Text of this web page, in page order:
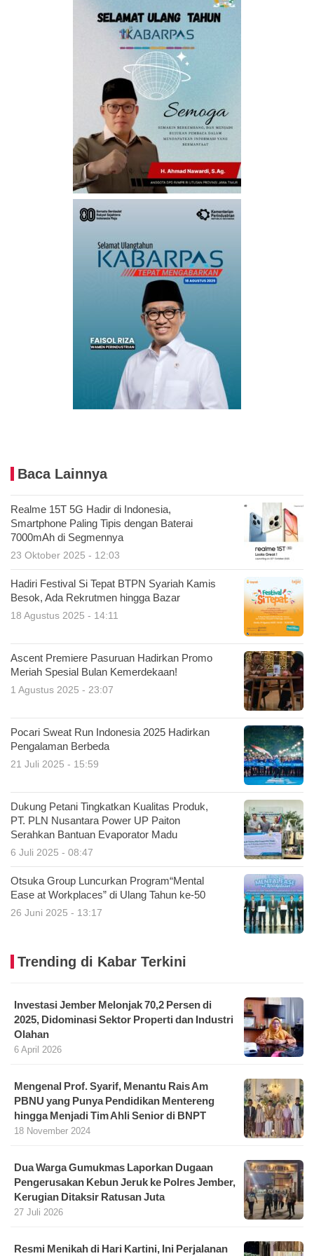
Baca Lainnya
Realme 15T 5G Hadir di Indonesia,
Smartphone Paling Tipis dengan Baterai
7000mAh di Segmennya
23 Oktober 2025 - 12:03
Hadiri Festival Si Tepat BTPN Syariah Kamis
Besok, Ada Rekrutmen hingga Bazar
18 Agustus 2025 - 14:11
Ascent Premiere Pasuruan Hadirkan Promo
Meriah Spesial Bulan Kemerdekaan!
1 Agustus 2025 - 23:07
Pocari Sweat Run Indonesia 2025 Hadirkan
Pengalaman Berbeda
21 Juli 2025 - 15:59
Dukung Petani Tingkatkan Kualitas Produk,
PT. PLN Nusantara Power UP Paiton
Serahkan Bantuan Evaporator Madu
6 Juli 2025 - 08:47
Otsuka Group Luncurkan Program“Mental
Ease at Workplaces” di Ulang Tahun ke-50
26 Juni 2025 - 13:17
Trending di Kabar Terkini
Investasi Jember Melonjak 70,2 Persen di
2025, Didominasi Sektor Properti dan Industri
Olahan
6 April 2026
Mengenal Prof. Syarif, Menantu Rais Am
PBNU yang Punya Pendidikan Mentereng
hingga Menjadi Tim Ahli Senior di BNPT
18 November 2024
Dua Warga Gumukmas Laporkan Dugaan
Pengerusakan Kebun Jeruk ke Polres Jember,
Kerugian Ditaksir Ratusan Juta
27 Juli 2026
Resmi Menikah di Hari Kartini, Ini Perjalanan